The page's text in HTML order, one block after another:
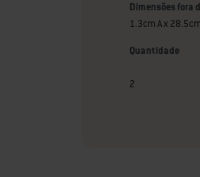
Dimensões fora
1.3cm A x
Quantidade
2